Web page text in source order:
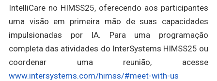
IntelliCare no HIMSS25, oferecendo aos participantes
uma visão em primeira mão de suas capacidades
impulsionadas por IA. Para uma programação
completa das atividades do InterSystems HIMSS25 ou
coordenar uma reunião, acesse
www.intersystems.com/himss/#meet-with-us